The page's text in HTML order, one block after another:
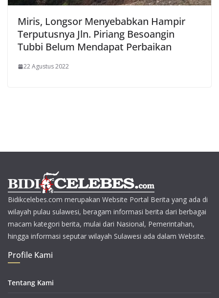
Miris, Longsor Menyebabkan Hampir
Terputusnya Jln. Piriang Besoangin
Tubbi Belum Mendapat Perbaikan
22 Agustus 2022
Bidikcelebes.com merupakan Website Portal Berita yang ada di
wilayah pulau sulawesi, beragam informasi berita dari berbagai
macam kategori berita, mulai dari Nasional, Pemerintahan,
hingga informasi seputar wilayah Sulawesi ada dalam Website.
Profile Kami
Tentang Kami